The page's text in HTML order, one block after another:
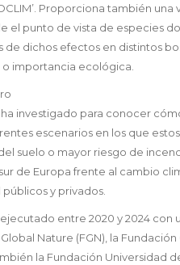
Proporciona también
el punto de vista de especies
dichos efectos en distintos
importancia ecológica.
investigado para conocer
escenarios en los que
suelo o mayor riesgo de
de Europa frente al cambio
y privados.
entre 2020 y 2024
Nature (FGN), la
la Fundación Universidad